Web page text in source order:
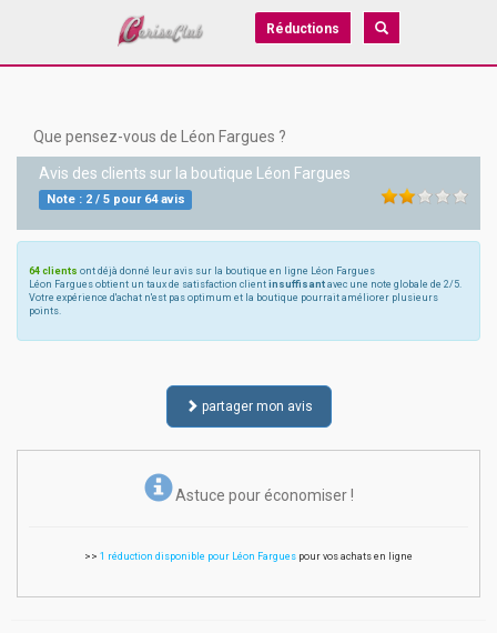
Réductions
Que pensez-vous de Léon Fargues ?
Avis des clients sur la boutique Léon Fargues
Note : 2/ 5pour 64avis
64 clients ont déjà donné leur avis sur la boutique en ligne Léon Fargues
Léon Fargues obtient un taux de satisfaction client insuffisant avec une note globale de 2/5.
Votre expérience d'achat n'est pas optimum et la boutique pourrait améliorer plusieurs
points.
partager mon avis
Astuce pour économiser !
>> 1 réduction disponible pour Léon Fargues pour vos achats en ligne